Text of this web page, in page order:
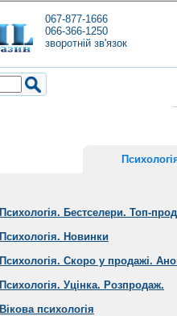
067-877-1666
066-366-1250
зворотній зв'язок
Психологія. Бестселери. Топ-
Психологія. Новинки
Психологія. Скоро у продажі.
Психологія. Уцінка. Розпродаж.
Вікова психологія